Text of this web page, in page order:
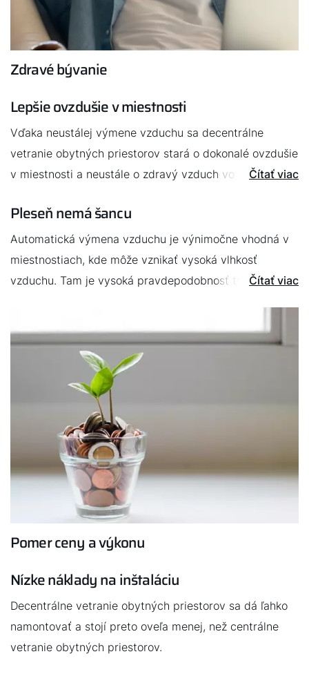
Zdravé bývanie
Lepšie ovzdušie v miestnosti
Vďaka neustálej výmene vzduchu sa decentrálne
vetranie obytných priestorov stará o dokonalé ovzdušie
v miestnosti a neustále o zdravý vzduch vo vašom
dostanú von a nemôžu sa v nebezpečnej miere
koncentrovať. Aj prach a hmyz tak zostáva vonku.
Jemné filtre neprepustia peľ, čo mimoriadne pomáha
ľudom trpiacim alergiami.
Čítať viac
Pleseň nemá šancu
Automatická výmena vzduchu je výnimočne vhodná v
miestnostiach, kde môže vznikať vysoká vlhkosť
vzduchu. Tam je vysoká pravdepodobnosť tvorby
žiadnu šancu.
Decentrálne vetranie však môže byť rozumnou
investíciou aj v spálni. Pretože dobrý vzduch sa stará o
váš výdatný spánok.
Čítať viac
Pomer ceny a výkonu
Nízke náklady na inštaláciu
Decentrálne vetranie obytných priestorov sa dá ľahko
namontovať a stojí preto oveľa menej, než centrálne
vetranie obytných priestorov.
Dobrý deň!
Kontaktný formulár